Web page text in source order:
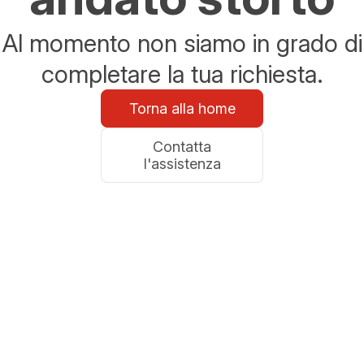
Al momento non siamo in grado di
completare la tua richiesta.
Torna alla home
Contatta
l'assistenza